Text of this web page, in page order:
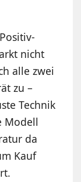
nicht
alle zwei
zu –
Technik
Modell
da
Kauf